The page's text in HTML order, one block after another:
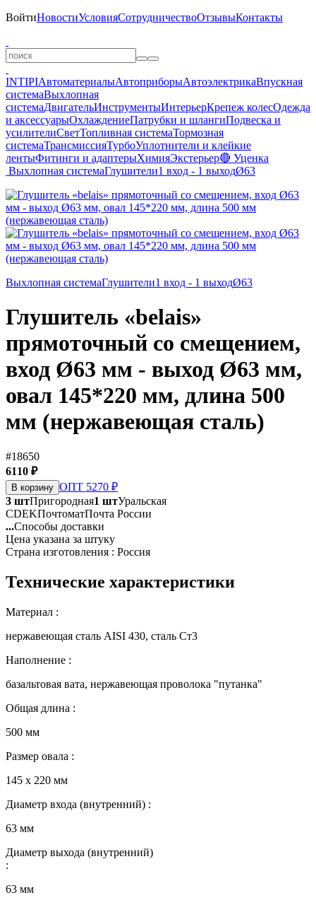
ВойтиНовостиУсловияСотрудничествоОтзывыКонтакты
INTIPIАвтоматериалыАвтоприборыАвтоэлектрикаВпускная
системаВыхлопная
системаДвигательИнструментыИнтерьерКрепеж колесОдежда
и аксессуарыОхлаждениеПатрубки и шлангиПодвеска и
усилителиСветТопливная системаТормозная
системаТрансмиссияТурбоУплотнители и клейкие
лентыФитинги и адаптерыХимияЭкстерьер🔴 Уценка
Выхлопная системаГлушители1 вход - 1 выходØ63
Выхлопная системаГлушители1 вход - 1 выходØ63
Глушитель «belais»
прямоточный со смещением,
вход Ø63 мм - выход Ø63 мм,
овал 145*220 мм, длина 500
мм (нержавеющая сталь)
#18650
6110 ₽
В корзину ОПТ 5270 ₽
3 штПригородная1 штУральская
CDEKПочтоматПочта России
...Способы доставки
Цена указана за штуку
Страна изготовления : Россия
Технические характеристики
Материал :
нержавеющая сталь AISI 430, сталь Ст3
Наполнение :
базальтовая вата, нержавеющая проволока "путанка"
Общая длина :
500 мм
Размер овала :
145 х 220 мм
Диаметр входа (внутренний) :
63 мм
Диаметр выхода (внутренний)
:
63 мм